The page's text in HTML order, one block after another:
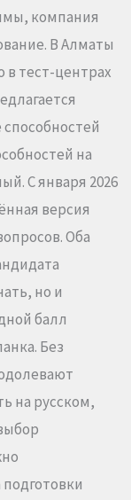
компания
В Алматы
в тест-центрах
на
С января 2026
версия
Оба
но и
балл
Без
на русском,